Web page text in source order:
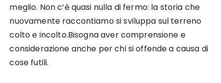
meglio. Non c’è quasi nulla di fermo: la storia che
nuovamente raccontiamo si sviluppa sul terreno
colto e incolto.Bisogna aver comprensione e
considerazione anche per chi si offende a causa di
cose futili.